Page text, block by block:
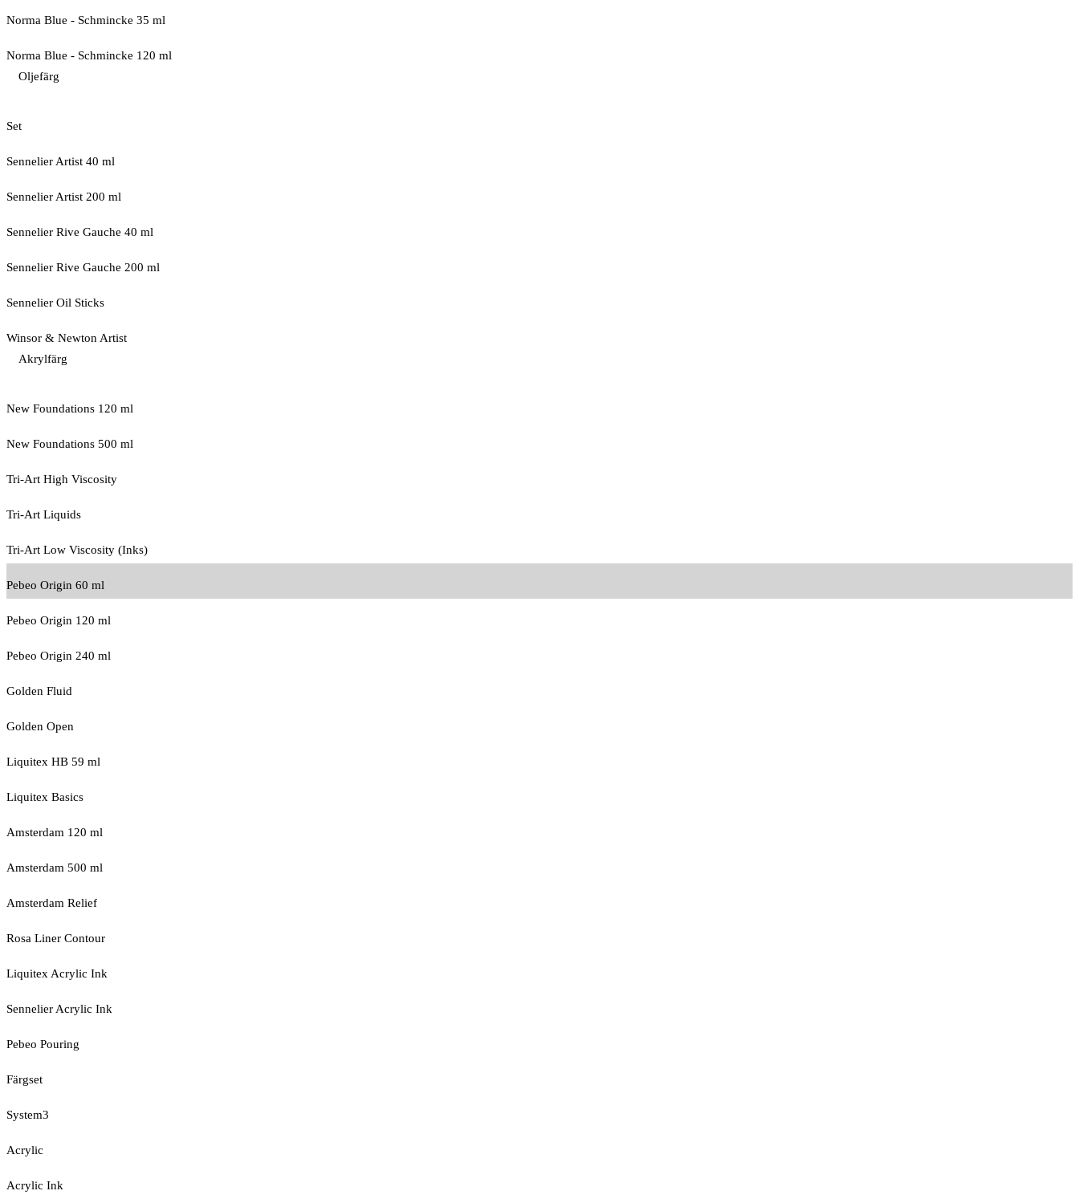
Norma Blue - Schmincke 35 ml
Norma Blue - Schmincke 120 ml
Oljefärg
Set
Sennelier Artist 40 ml
Sennelier Artist 200 ml
Sennelier Rive Gauche 40 ml
Sennelier Rive Gauche 200 ml
Sennelier Oil Sticks
Winsor & Newton Artist
Akrylfärg
New Foundations 120 ml
New Foundations 500 ml
Tri-Art High Viscosity
Tri-Art Liquids
Tri-Art Low Viscosity (Inks)
Pebeo Origin 60 ml
Pebeo Origin 120 ml
Pebeo Origin 240 ml
Golden Fluid
Golden Open
Liquitex HB 59 ml
Liquitex Basics
Amsterdam 120 ml
Amsterdam 500 ml
Amsterdam Relief
Rosa Liner Contour
Liquitex Acrylic Ink
Sennelier Acrylic Ink
Pebeo Pouring
Färgset
System3
Acrylic
Acrylic Ink